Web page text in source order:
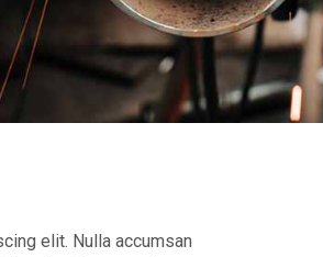
elit. Nulla accumsan